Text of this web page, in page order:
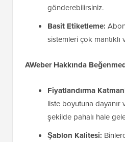
gönderebilirsiniz.
Basit Etiketleme:
sistemleri çok mantıklı
AWeber Hakkında
Fiyatlandırma
liste boyutuna dayanır
şekilde pahalı hale
Şablon Kalitesi: